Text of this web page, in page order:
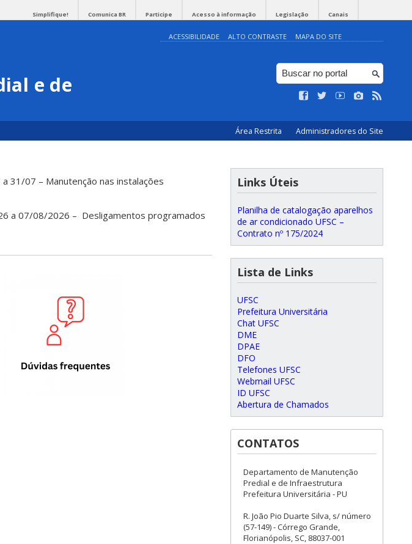
Simplifique! Comunica BR Participe Acesso à informação Legislação Canais
ACESSIBILIDADE ALTO CONTRASTE MAPA DO SITE
e de
Área Restrita Administradores do Site
31/07 – Manutenção nas instalações
a 07/08/2026 – Desligamentos programados
Links Úteis
Planilha de catalogação aparelhos
de ar condicionado UFSC –
Contrato nº 175/2024
Lista de Links
UFSC
Prefeitura Universitária
Chat UFSC
DME
DPAE
DFO
Telefones UFSC
Webmail UFSC
ID UFSC
Abertura de Chamados
CONTATOS
Departamento de Manutenção
Predial e de Infraestrutura
Prefeitura Universitária - PU
R. João Pio Duarte Silva, s/ número
(57-149) - Córrego Grande,
Florianópolis, SC, 88037-001